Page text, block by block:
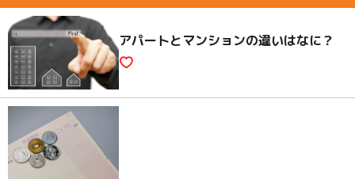
アパートとマンションの違いはなに？